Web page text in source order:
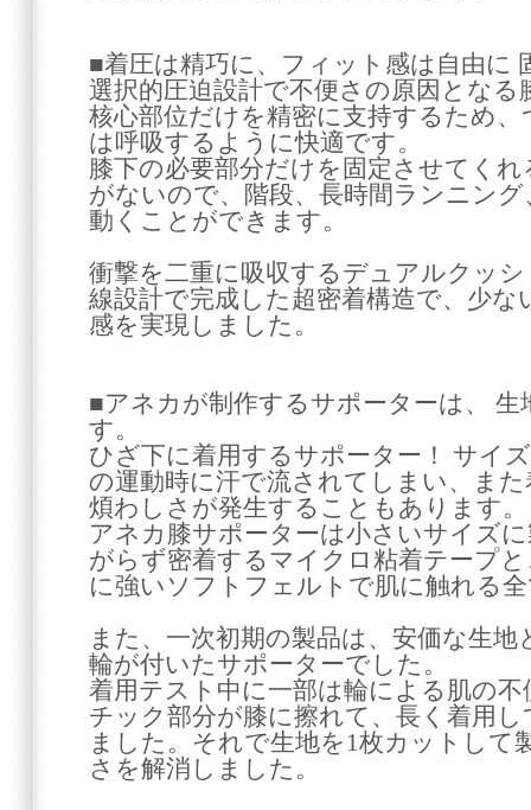
■着圧は精巧に、フィット感は自由に
選択的圧迫設計で不便さの原因となる
核心部位だけを精密に支持するため
は呼吸するように快適です。
膝下の必要部分だけを固定させてく
がないので、階段、長時間ランニン
動くことができます。
衝撃を二重に吸収するデュアルクッ
線設計で完成した超密着構造で、少な
感を実現しました。
■アネカが制作するサポーターは、 生
す。
ひざ下に着用するサポーター！ サイ
の運動時に汗で流されてしまい、ま
煩わしさが発生することもあります。
アネカ膝サポーターは小さいサイズ
がらず密着するマイクロ粘着テープ
に強いソフトフェルトで肌に触れる
また、一次初期の製品は、安価な生
輪が付いたサポーターでした。
着用テスト中に一部は輪による肌の
チック部分が膝に擦れて、長く着用
ました。それで生地を1枚カットして
さを解消しました。